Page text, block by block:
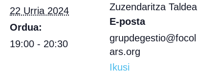
22 Urria 2024
Ordua:
19:00 - 20:30
Zuzendaritza Taldea
E-posta
grupdegestio@focol
ars.org
Ikusi